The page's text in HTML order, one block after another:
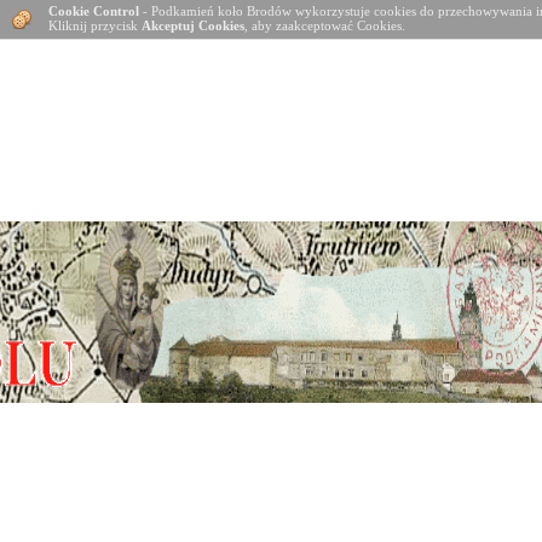
Cookie Control - Podkamień koło Brodów wykorzystuje cookies do
Kliknij przycisk Akceptuj Cookies , aby zaakceptować Cookies.